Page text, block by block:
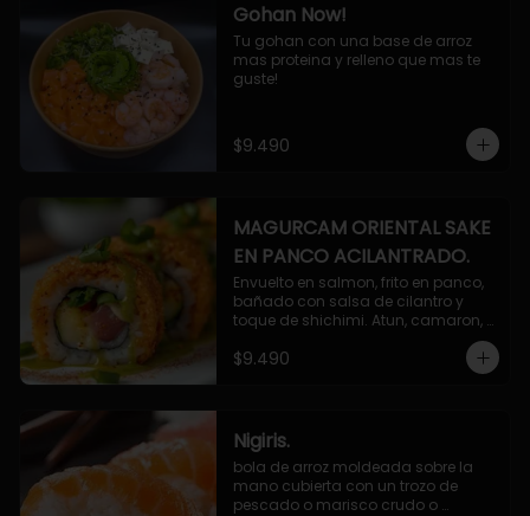
Gohan Now!
Tu gohan con una base de arroz
mas proteina y relleno que mas te
guste!
$9.490
MAGURCAM ORIENTAL SAKE
EN PANCO ACILANTRADO.
Envuelto en salmon, frito en panco,
bañado con salsa de cilantro y
toque de shichimi. Atun, camaron,
$9.490
Nigiris.
bola de arroz moldeada sobre la
mano cubierta con un trozo de
pescado o marisco crudo o